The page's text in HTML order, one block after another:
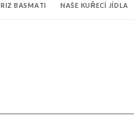
RIZ BASMATI NAŠE KUŘECÍ JÍDLA